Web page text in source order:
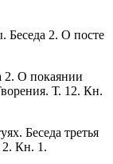
Беседа 2. О посте
2. О покаянии
Т. 12. Кн.
Беседа третья
2. Кн. 1.